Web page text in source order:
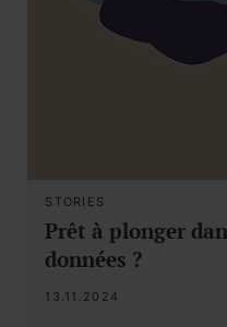
STORIES
Prêt à plonger
données ?
13.11.2024